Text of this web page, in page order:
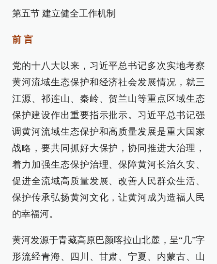
第五节 建立健全工作机制
前 言
党的十八大以来，习近平总书记多次实地考察
黄河流域生态保护和经济社会发展情况，就三
江源、祁连山、秦岭、贺兰山等重点区域生态
保护建设作出重要指示批示。习近平总书记强
调黄河流域生态保护和高质量发展是重大国家
战略，要共同抓好大保护，协同推进大治理，
着力加强生态保护治理、保障黄河长治久安、
促进全流域高质量发展、改善人民群众生活、
保护传承弘扬黄河文化，让黄河成为造福人民
的幸福河。
黄河发源于青藏高原巴颜喀拉山北麓，呈“几”字
形流经青海、四川、甘肃、宁夏、内蒙古、山